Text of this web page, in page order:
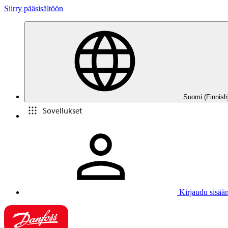
Siirry pääsisältöön
Suomi
Sovellukset
Kirjaudu